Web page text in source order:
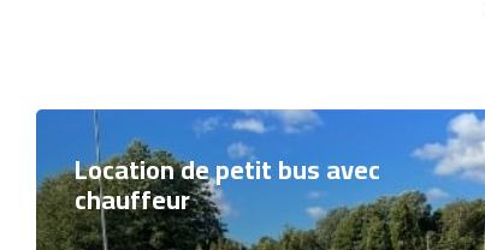
Location de petit bus avec
chauffeur